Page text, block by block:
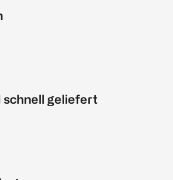
schnell geliefert